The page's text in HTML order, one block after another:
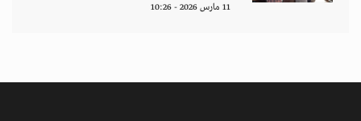
11 مارس 2026 - 10:26